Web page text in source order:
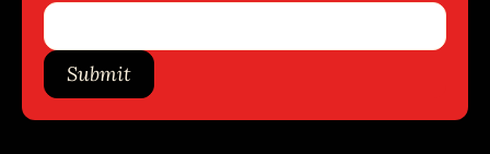
Submit